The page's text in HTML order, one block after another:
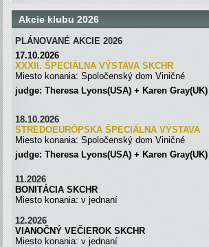
Akcie klubu 2026
PLÁNOVANÉ AKCIE 2026
17.10.2026
XXXII. ŠPECIÁLNA VÝSTAVA SKCHR
Miesto konania: Spoločenský dom Viničné
judge: Theresa Lyons(USA) + Karen Gray(UK)
18.10.2026
STREDOEURÓPSKA ŠPECIÁLNA VÝSTAVA
Miesto konania: Spoločenský dom Viničné
judge: Theresa Lyons(USA) + Karen Gray(UK)
11.2026
BONITÁCIA SKCHR
Miesto konania: v jednaní
12.2026
VIANOČNÝ VEČIEROK SKCHR
Miesto konania: v jednaní